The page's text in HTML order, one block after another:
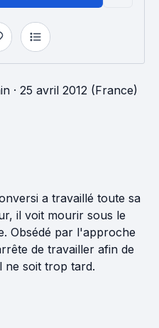
· 25 avril 2012 (France)
a travaillé toute sa
il voit mourir sous le
Obsédé par l'approche
de travailler afin de
ne soit trop tard.